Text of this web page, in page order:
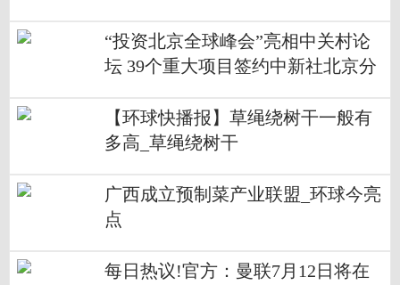
“投资北京全球峰会”亮相中关村论
坛 39个重大项目签约中新社北京分
【环球快播报】草绳绕树干一般有
多高_草绳绕树干
广西成立预制菜产业联盟_环球今亮
点
每日热议!官方：曼联7月12日将在